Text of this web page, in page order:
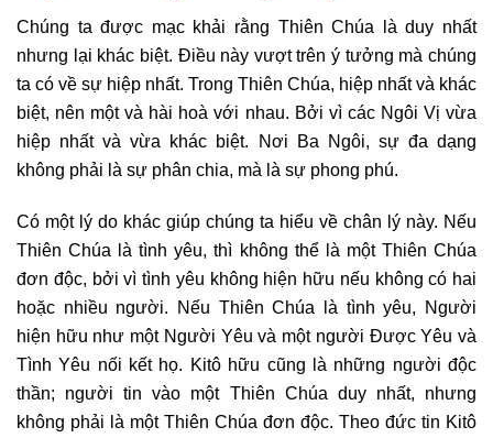
Chúng ta được mạc khải rằng Thiên Chúa là duy nhất
nhưng lại khác biệt. Điều này vượt trên ý tưởng mà chúng
ta có về sự hiệp nhất. Trong Thiên Chúa, hiệp nhất và khác
biệt, nên một và hài hoà với nhau. Bởi vì các Ngôi Vị vừa
hiệp nhất và vừa khác biệt. Nơi Ba Ngôi, sự đa dạng
không phải là sự phân chia, mà là sự phong phú.
Có một lý do khác giúp chúng ta hiểu về chân lý này. Nếu
Thiên Chúa là tình yêu, thì không thể là một Thiên Chúa
đơn độc, bởi vì tình yêu không hiện hữu nếu không có hai
hoặc nhiều người. Nếu Thiên Chúa là tình yêu, Người
hiện hữu như một Người Yêu và một người Được Yêu và
Tình Yêu nối kết họ. Kitô hữu cũng là những người độc
thần; người tin vào một Thiên Chúa duy nhất, nhưng
không phải là một Thiên Chúa đơn độc. Theo đức tin Kitô